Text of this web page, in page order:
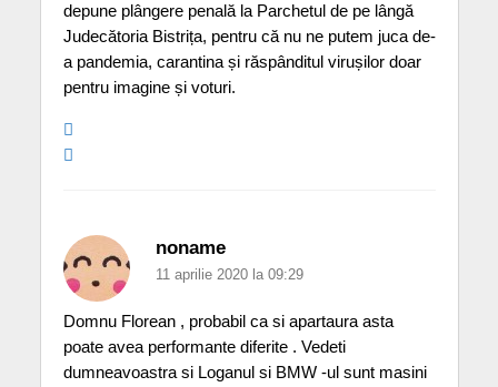
depune plângere penală la Parchetul de pe lângă
Judecătoria Bistrița, pentru că nu ne putem juca de-
a pandemia, carantina și răspânditul virușilor doar
pentru imagine și voturi.
noname
11 aprilie 2020 la 09:29
Domnu Florean , probabil ca si apartaura asta
poate avea performante diferite . Vedeti
dumneavoastra si Loganul si BMW -ul sunt masini